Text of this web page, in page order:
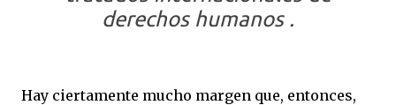
derechos humanos .
Hay ciertamente mucho margen que, entonces,